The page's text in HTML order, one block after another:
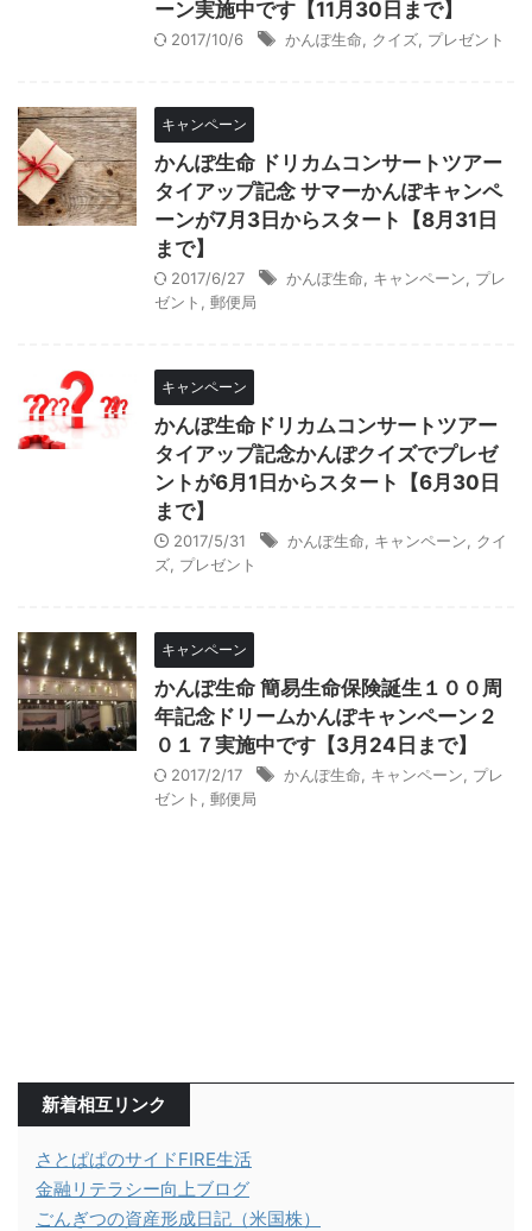
ーン実施中です【11月30日まで】
2017/10/6 かんぽ生命 クイズ プレゼント
キャンペーン
かんぽ生命 ドリカムコンサートツアー
タイアップ記念 サマーかんぽキャンペ
ーンが7月3日からスタート【8月31日
まで】
2017/6/27 かんぽ生命 キャンペーン
プレ
ゼント
郵便局
キャンペーン
かんぽ生命ドリカムコンサートツアー
タイアップ記念かんぽクイズでプレゼ
ントが6月1日からスタート【6月30日
まで】
2017/5/31 かんぽ生命 キャンペーン
クイ
ズ プレゼント
キャンペーン
かんぽ生命 簡易生命保険誕生１００周
年記念ドリームかんぽキャンペーン２
０１７実施中です【3月24日まで】
2017/2/17 かんぽ生命 キャンペーン
プレ
ゼント
郵便局
新着相互リンク
さとぱぱのサイドFIRE生活
金融リテラシー向上ブログ
ごんぎつの資産形成日記（米国株）